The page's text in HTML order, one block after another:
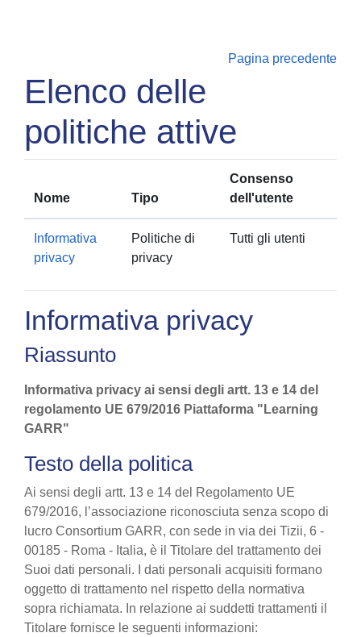
Pagina precedente
Elenco delle
politiche attive
Nome Tipo
Consenso
dell'utente
Informativa
privacy
Politiche di
privacy
Tutti gli utenti
Informativa privacy
Riassunto
Informativa privacy ai sensi degli artt. 13 e 14 del
regolamento UE 679/2016 Piattaforma "Learning
GARR"
Testo della politica
Ai sensi degli artt. 13 e 14 del Regolamento UE
679/2016, l’associazione riconosciuta senza scopo di
lucro Consortium GARR, con sede in via dei Tizii, 6 -
00185 - Roma - Italia, è il Titolare del trattamento dei
Suoi dati personali. I dati personali acquisiti formano
oggetto di trattamento nel rispetto della normativa
sopra richiamata. In relazione ai suddetti trattamenti il
Titolare fornisce le seguenti informazioni: